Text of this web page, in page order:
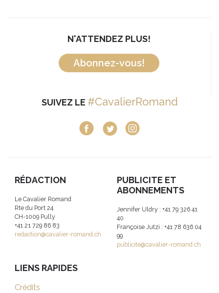
N'ATTENDEZ PLUS!
Abonnez-vous!
SUIVEZ LE #CavalierRomand
RÉDACTION
Le Cavalier Romand
Rte du Port 24
CH-1009 Pully
+41 21 729 86 83
redaction@cavalier-romand.ch
PUBLICITE ET
ABONNEMENTS
Jennifer Uldry : +41 79 326 41
40
Françoise Jutzi : +41 78 636 04
99
publicite@cavalier-romand.ch
LIENS RAPIDES
Crédits